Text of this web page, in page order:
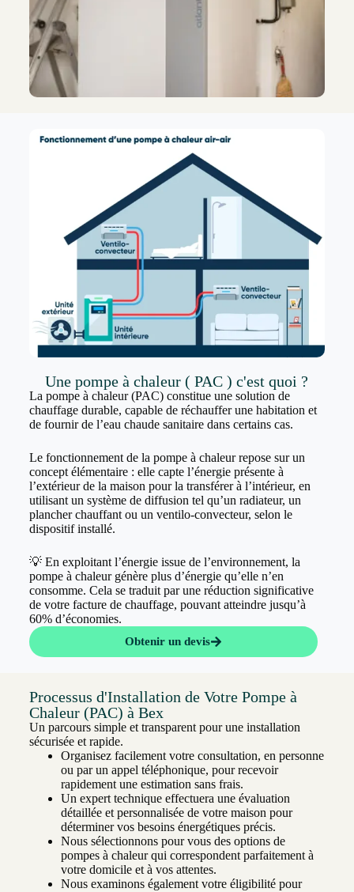
Une pompe à chaleur ( PAC ) c'est quoi ?
La pompe à chaleur (PAC) constitue une solution de
chauffage durable, capable de réchauffer une habitation et
de fournir de l’eau chaude sanitaire dans certains cas.
Le fonctionnement de la pompe à chaleur repose sur un
concept élémentaire : elle capte l’énergie présente à
l’extérieur de la maison pour la transférer à l’intérieur, en
utilisant un système de diffusion tel qu’un radiateur, un
plancher chauffant ou un ventilo-convecteur, selon le
dispositif installé.
💡 En exploitant l’énergie issue de l’environnement, la
pompe à chaleur génère plus d’énergie qu’elle n’en
consomme. Cela se traduit par une réduction significative
de votre facture de chauffage, pouvant atteindre jusqu’à
60% d’économies.
Obtenir un devis
Processus d'Installation de Votre Pompe à
Chaleur (PAC) à Bex
Un parcours simple et transparent pour une installation
sécurisée et rapide.
Organisez facilement votre consultation, en personne
ou par un appel téléphonique, pour recevoir
rapidement une estimation sans frais.
Un expert technique effectuera une évaluation
détaillée et personnalisée de votre maison pour
déterminer vos besoins énergétiques précis.
Nous sélectionnons pour vous des options de
pompes à chaleur qui correspondent parfaitement à
votre domicile et à vos attentes.
Nous examinons également votre éligibilité pour